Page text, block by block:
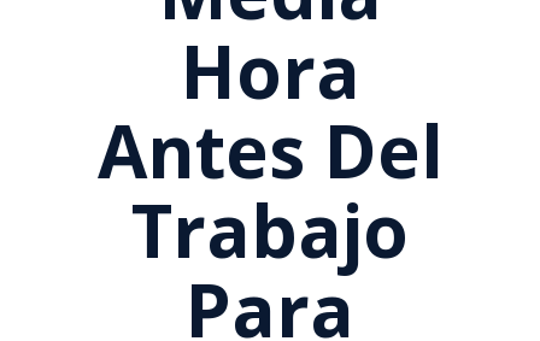
Hora
Antes Del
Trabajo
Para